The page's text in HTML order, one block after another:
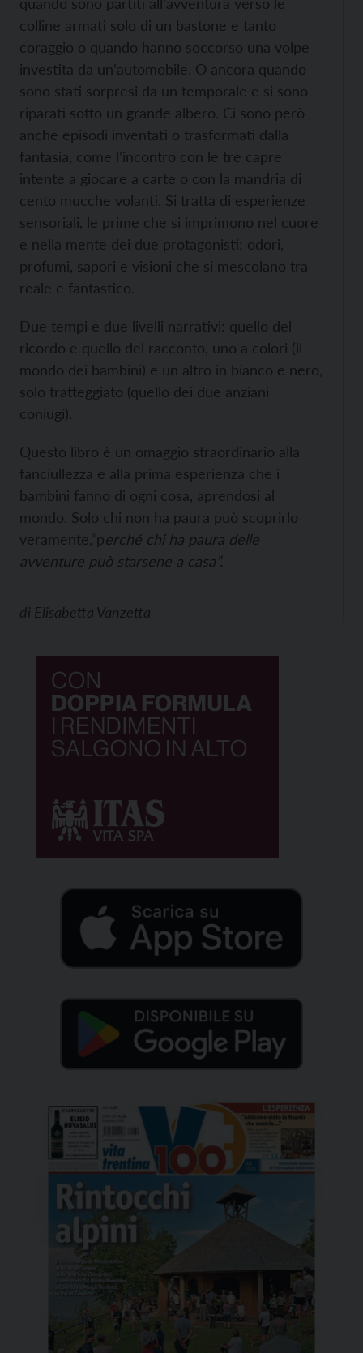
colline armati solo di un bastone e tanto
coraggio o quando hanno soccorso una volpe
investita da un’automobile. O ancora quando
sono stati sorpresi da un temporale e si sono
riparati sotto un grande albero. Ci sono però
anche episodi inventati o trasformati dalla
fantasia, come l’incontro con le tre capre
intente a giocare a carte o con la mandria di
cento mucche volanti. Si tratta di esperienze
sensoriali, le prime che si imprimono nel cuore
e nella mente dei due protagonisti: odori,
profumi, sapori e visioni che si mescolano tra
reale e fantastico.
Due tempi e due livelli narrativi: quello del
ricordo e quello del racconto, uno a colori (il
mondo dei bambini) e un altro in bianco e nero,
solo tratteggiato (quello dei due anziani
coniugi).
Questo libro è un omaggio straordinario alla
fanciullezza e alla prima esperienza che i
bambini fanno di ogni cosa, aprendosi al
mondo. Solo chi non ha paura può scoprirlo
veramente,“perché chi ha paura delle
avventure può starsene a casa”.
di Elisabetta Vanzetta